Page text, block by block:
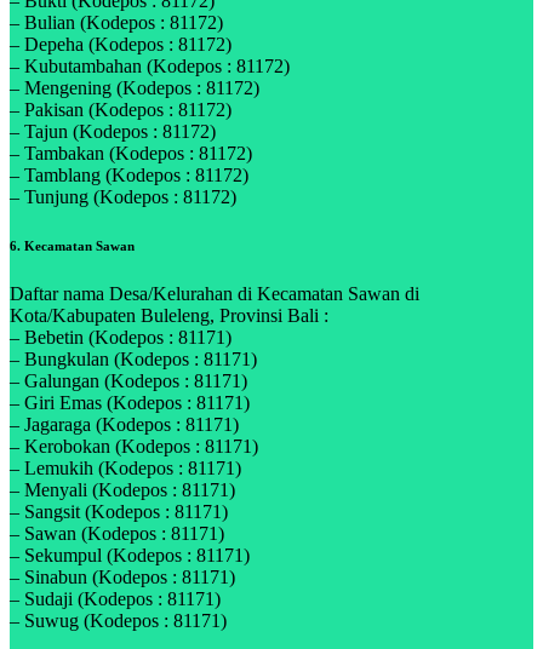
– Bulian (Kodepos : 81172)
– Depeha (Kodepos : 81172)
– Kubutambahan (Kodepos : 81172)
– Mengening (Kodepos : 81172)
– Pakisan (Kodepos : 81172)
– Tajun (Kodepos : 81172)
– Tambakan (Kodepos : 81172)
– Tamblang (Kodepos : 81172)
– Tunjung (Kodepos : 81172)
6. Kecamatan Sawan
Daftar nama Desa/Kelurahan di Kecamatan Sawan di
Kota/Kabupaten Buleleng, Provinsi Bali :
– Bebetin (Kodepos : 81171)
– Bungkulan (Kodepos : 81171)
– Galungan (Kodepos : 81171)
– Giri Emas (Kodepos : 81171)
– Jagaraga (Kodepos : 81171)
– Kerobokan (Kodepos : 81171)
– Lemukih (Kodepos : 81171)
– Menyali (Kodepos : 81171)
– Sangsit (Kodepos : 81171)
– Sawan (Kodepos : 81171)
– Sekumpul (Kodepos : 81171)
– Sinabun (Kodepos : 81171)
– Sudaji (Kodepos : 81171)
– Suwug (Kodepos : 81171)